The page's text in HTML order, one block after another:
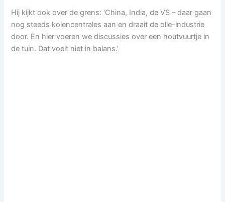
Hij kijkt ook over de grens: ‘China, India, de VS – daar gaan
nog steeds kolencentrales aan en draait de olie-industrie
door. En hier voeren we discussies over een houtvuurtje in
de tuin. Dat voelt niet in balans.’